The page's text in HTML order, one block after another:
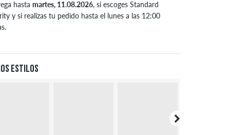
29-31 73,5-78,5
hastamartes, 11.08.2026, si escoges Standard
y si realizas tu pedido hasta el lunes a las 12:00
estilos